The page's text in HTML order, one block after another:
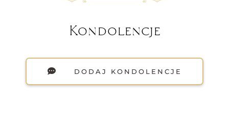
Kondolencje
DODAJ KONDOLENCJE